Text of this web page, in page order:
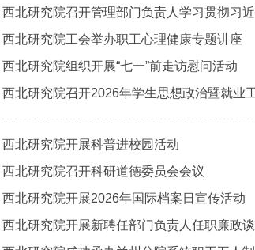
西北研究院召开管理部门负责人学习贯彻习
西北研究院工会举办职工心理健康专题讲座
西北研究院组织开展“七一”前走访慰问活动
西北研究院召开2026年学生思想政治暨就业
西北研究院开展科普进校园活动
西北研究院召开科研道德委员会会议
西北研究院开展2026年国际档案日宣传活动
西北研究院开展新聘任部门负责人任职廉政